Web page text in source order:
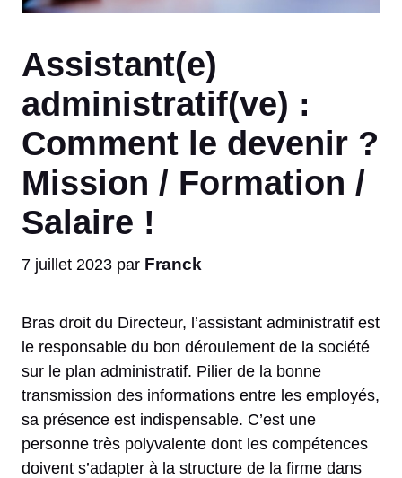
Assistant(e)
administratif(ve) :
Comment le devenir ?
Mission / Formation /
Salaire !
7 juillet 2023 par Franck
Bras droit du Directeur, l’assistant administratif est
le responsable du bon déroulement de la société
sur le plan administratif. Pilier de la bonne
transmission des informations entre les employés,
sa présence est indispensable. C’est une
personne très polyvalente dont les compétences
doivent s’adapter à la structure de la firme dans